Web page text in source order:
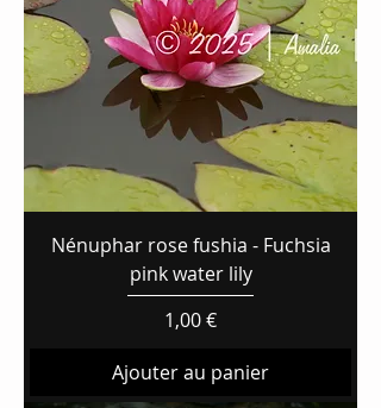
Nénuphar rose fushia - Fuchsia
pink water lily
Prix
1,00 €
Ajouter au panier